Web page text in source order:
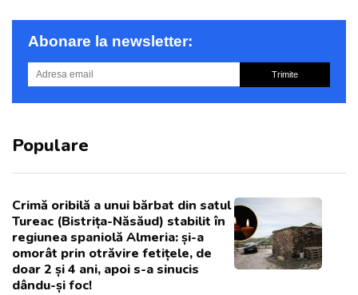
Abonare la newsletter:
Trimite
Populare
Crimă oribilă a unui bărbat din satul
Tureac (Bistrița-Năsăud) stabilit în
regiunea spaniolă Almeria: și-a
omorât prin otrăvire fetițele, de
doar 2 și 4 ani, apoi s-a sinucis
dându-și foc!